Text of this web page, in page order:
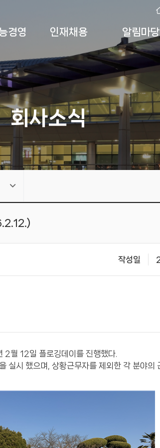
경영 인재채용 알림마당
회사소식
작성일
월 12일 플로깅데이를 진행했다.
실시 했으며, 상황근무자를 제외한 각 분야의